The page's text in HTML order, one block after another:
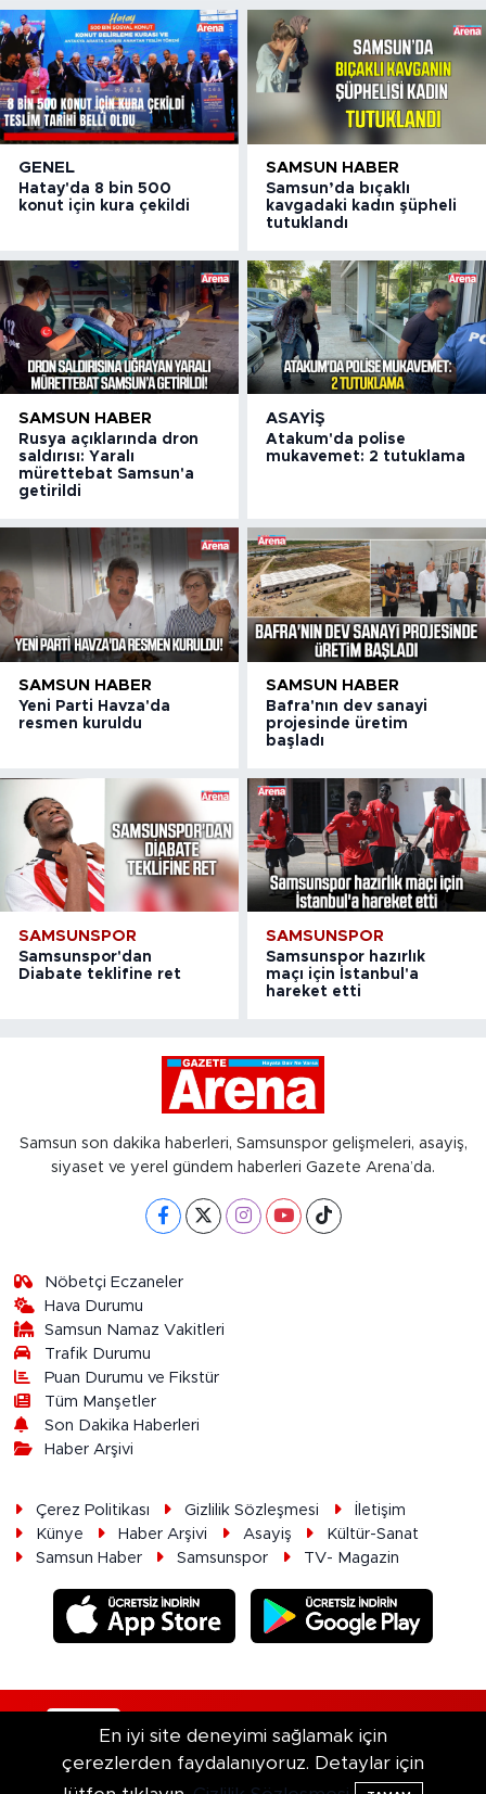
GENEL
Hatay'da 8 bin 500
konut için kura çekildi
SAMSUN HABER
Samsun’da bıçaklı
kavgadaki kadın şüpheli
tutuklandı
SAMSUN HABER
Rusya açıklarında dron
saldırısı: Yaralı
mürettebat Samsun'a
getirildi
ASAYIŞ
Atakum'da polise
mukavemet: 2 tutuklama
SAMSUN HABER
Yeni Parti Havza'da
resmen kuruldu
SAMSUN HABER
Bafra'nın dev sanayi
projesinde üretim
başladı
SAMSUNSPOR
Samsunspor'dan
Diabate teklifine ret
SAMSUNSPOR
Samsunspor hazırlık
maçı için İstanbul'a
hareket etti
Samsun son dakika haberleri, Samsunspor gelişmeleri, asayiş,
siyaset ve yerel gündem haberleri Gazete Arena’da.
Nöbetçi Eczaneler
Hava Durumu
Samsun Namaz Vakitleri
Trafik Durumu
Puan Durumu ve Fikstür
Tüm Manşetler
Son Dakika Haberleri
Haber Arşivi
Çerez Politikası Gizlilik Sözleşmesi
İletişim
Künye
Haber Arşivi Asayiş
Kültür-Sanat
Samsun Haber
Samsunspor TV- Magazin
En iyi site deneyimi sağlamak için
çerezlerden faydalanıyoruz. Detaylar için